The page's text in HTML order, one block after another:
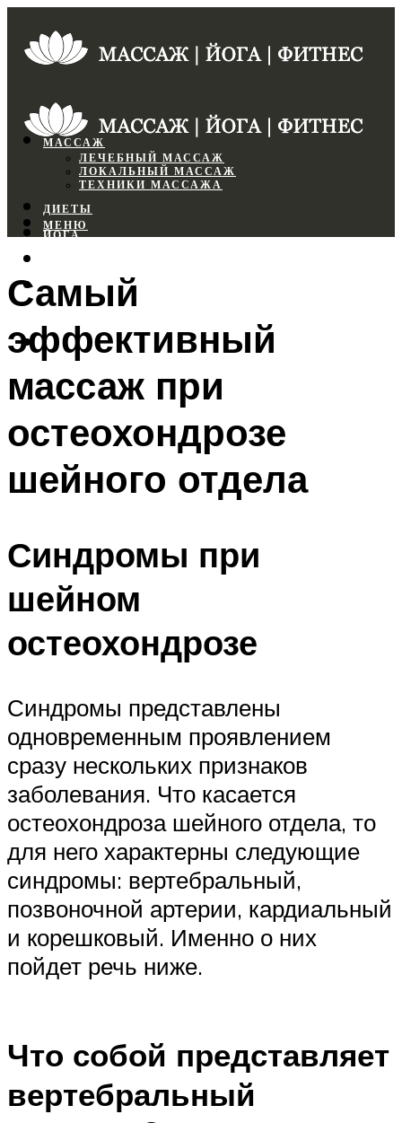
МАССАЖ
ЛЕЧЕБНЫЙ МАССАЖ
ЛОКАЛЬНЫЙ МАССАЖ
ТЕХНИКИ МАССАЖА
ДИЕТЫ
ЙОГА
ФИТНЕС
МЕНЮ
МЕНЮ
Самый
эффективный
массаж при
остеохондрозе
шейного отдела
Синдромы при
шейном
остеохондрозе
Синдромы представлены
одновременным проявлением
сразу нескольких признаков
заболевания. Что касается
остеохондроза шейного отдела, то
для него характерны следующие
синдромы: вертебральный,
позвоночной артерии, кардиальный
и корешковый. Именно о них
пойдет речь ниже.
Что собой представляет
вертебральный